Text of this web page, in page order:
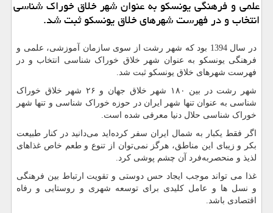
علمی و فرهنگی یونسكو به عنوان شهر خلاق خوراك شناسی
انتخاب و در فهرست شهرهای خلاق یونسكو ثبت شد.
در سال 1394 بود که شهر رشت از سوی سازمان آموزشی، علمی و
فرهنگی یونسکو به عنوان شهر خلاق خوراک شناسی انتخاب و در
فهرست شهرهای خلاق یونسکو ثبت شد.
شهر رشت در بین ۱۸۰ شهر خلاق جهان و ۲۶ شهر خلاق خوراک
شناسی به عنوان تنها شهر ایران در حوزه خوراک شناسی و تنها شهر
خوراک شناسی حلال دنیا معرفی شده است.
اگر فقط یکبار به شمال ایران سفر کرده‌اید می‌دانید در کنار طبیعت
بکر و زیبای این مناطق، هرگز نمی‌توان از تنوع و طعم خاص غذا‌های
لذیذ و منحصر‌به‌فرد آن چشم پوشی کرد.
غذا می تواند موجب ایجاد حس دوستی و تقویت ارتباط بین فرهنگی
و نسل ها و عامل کلیدی برای توسعه شهری و روستایی و رفاه
اقتصادی باشد.